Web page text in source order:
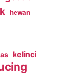
hewan
kelinci